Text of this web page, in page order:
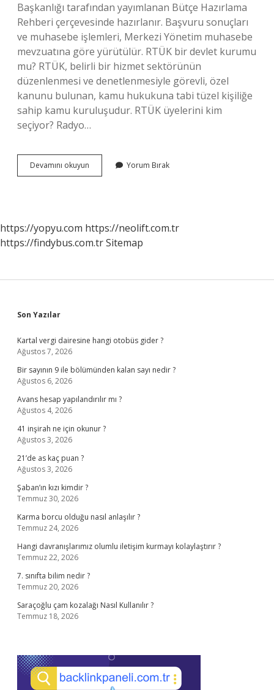
Başkanlığı tarafından yayımlanan Bütçe Hazırlama
Rehberi çerçevesinde hazırlanır. Başvuru sonuçları
ve muhasebe işlemleri, Merkezi Yönetim muhasebe
mevzuatına göre yürütülür. RTÜK bir devlet kurumu
mu? RTÜK, belirli bir hizmet sektörünün
düzenlenmesi ve denetlenmesiyle görevli, özel
kanunu bulunan, kamu hukukuna tabi tüzel kişiliğe
sahip kamu kuruluşudur. RTÜK üyelerini kim
seçiyor? Radyo…
Devamını okuyun
Açılımı
Yorum Bırak
https://yopyu.com https://neolift.com.tr
https://findybus.com.trSitemap
Sidebar
Son Yazılar
Kartal vergi dairesine hangi otobüs gider ?
Ağustos 7, 2026
Bir sayının 9 ile bölümünden kalan sayı nedir ?
Ağustos 6, 2026
Avans hesap yapılandırılır mı ?
Ağustos 4, 2026
41 inşirah ne için okunur ?
Ağustos 3, 2026
21’de as kaç puan ?
Ağustos 3, 2026
Şaban’ın kızı kimdir ?
Temmuz 30, 2026
Karma borcu olduğu nasıl anlaşılır ?
Temmuz 24, 2026
Hangi davranışlarımız olumlu iletişim kurmayı kolaylaştırır ?
Temmuz 22, 2026
7. sınıfta bilim nedir ?
Temmuz 20, 2026
Saraçoğlu çam kozalağı Nasıl Kullanılır ?
Temmuz 18, 2026